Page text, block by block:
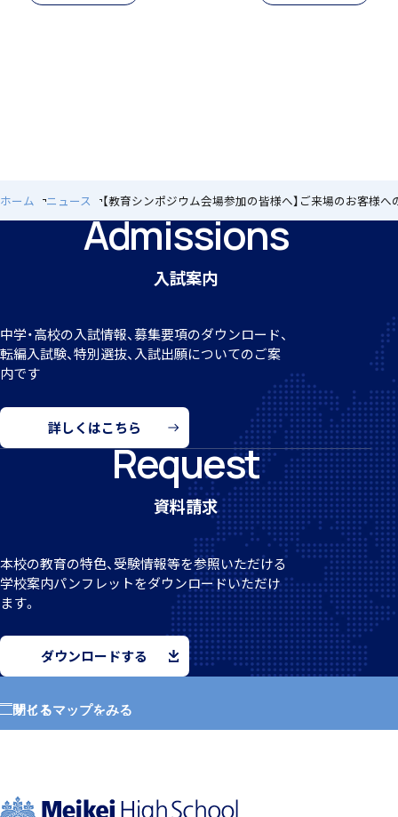
ホーム ニュース 【教育シンポジウム会場参加の皆様へ】ご来場のお客様
Admissions
入試案内
中学・高校の入試情報、募集要項のダウンロード、
転編入試験、特別選抜、入試出願についてのご案
内です
詳しくはこちら
Request
資料請求
本校の教育の特色、受験情報等を参照いただける
学校案内パンフレットをダウンロードいただけ
ます。
ダウンロードする
サイトマップをみる
閉じる
MEIKEI ART GALLERY
留学制度
希望制海外研修制度
海外からの留学生受け入れ